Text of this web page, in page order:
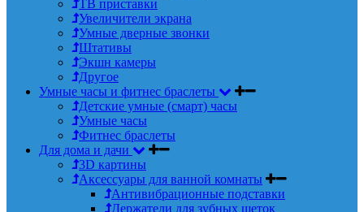
ТВ приставки
Увеличители экрана
Умные дверные звонки
Штативы
Экшн камеры
Другое
Умные часы и фитнес браслеты
Детские умные (смарт) часы
Умные часы
Фитнес браслеты
Для дома и дачи
3D картины
Аксессуары для ванной комнаты
Антивибрационные подставки
Держатели для зубных щеток